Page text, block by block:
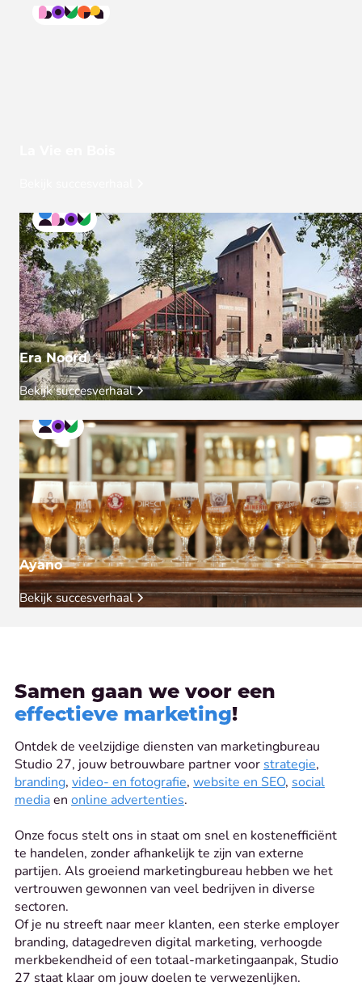
Era Noord
Bekijk succesverhaal
Ayano
Bekijk succesverhaal
Samen gaan we voor een
effectieve marketing!
Ontdek de veelzijdige diensten van marketingbureau
Studio 27, jouw betrouwbare partner voor strategie,
branding, video- en fotografie, website en SEO, social
mediaen online advertenties.
Onze focus stelt ons in staat om snel en kostenefficiënt
te handelen, zonder afhankelijk te zijn van externe
partijen. Als groeiend marketingbureau hebben we het
vertrouwen gewonnen van veel bedrijven in diverse
sectoren.
Of je nu streeft naar meer klanten, een sterke employer
branding, datagedreven digital marketing, verhoogde
merkbekendheid of een totaal-marketingaanpak, Studio
27 staat klaar om jouw doelen te verwezenlijken.